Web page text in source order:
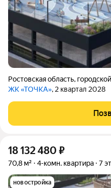
Ростовская область,
ЖК «ТОЧКА», 2 квартал 2028
18 132 480 ₽
70,8 м² 4-комн. квартира 7
новостройка